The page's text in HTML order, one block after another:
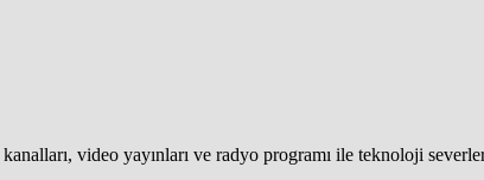
video yayınları ve radyo programı ile teknoloji